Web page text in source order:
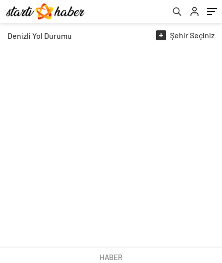
Denizli Yol Durumu ŞehirSeçiniz
HABER